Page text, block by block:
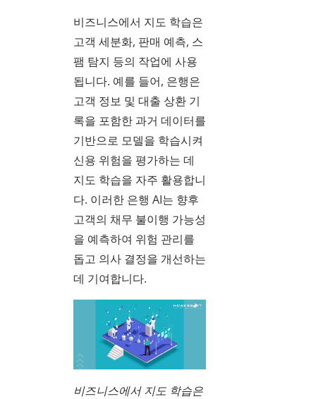
비즈니스에서 지도 학습은
고객 세분화, 판매 예측, 스
팸 탐지 등의 작업에 사용
됩니다. 예를 들어, 은행은
고객 정보 및 대출 상환 기
록을 포함한 과거 데이터를
기반으로 모델을 학습시켜
신용 위험을 평가하는 데
지도 학습을 자주 활용합니
다. 이러한 은행 AI는 향후
고객의 채무 불이행 가능성
을 예측하여 위험 관리를
돕고 의사 결정을 개선하는
데 기여합니다.
비즈니스에서 지도 학습은